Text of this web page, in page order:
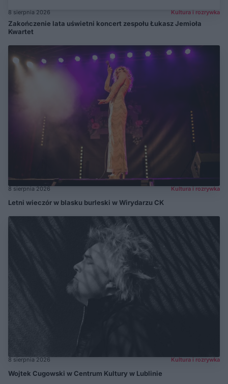
8 sierpnia 2026 Kultura i rozrywka
Zakończenie lata uświetni koncert zespołu Łukasz Jemioła
Kwartet
8 sierpnia 2026 Kultura i rozrywka
Letni wieczór w blasku burleski w Wirydarzu CK
8 sierpnia 2026 Kultura i rozrywka
Wojtek Cugowski w Centrum Kultury w Lublinie